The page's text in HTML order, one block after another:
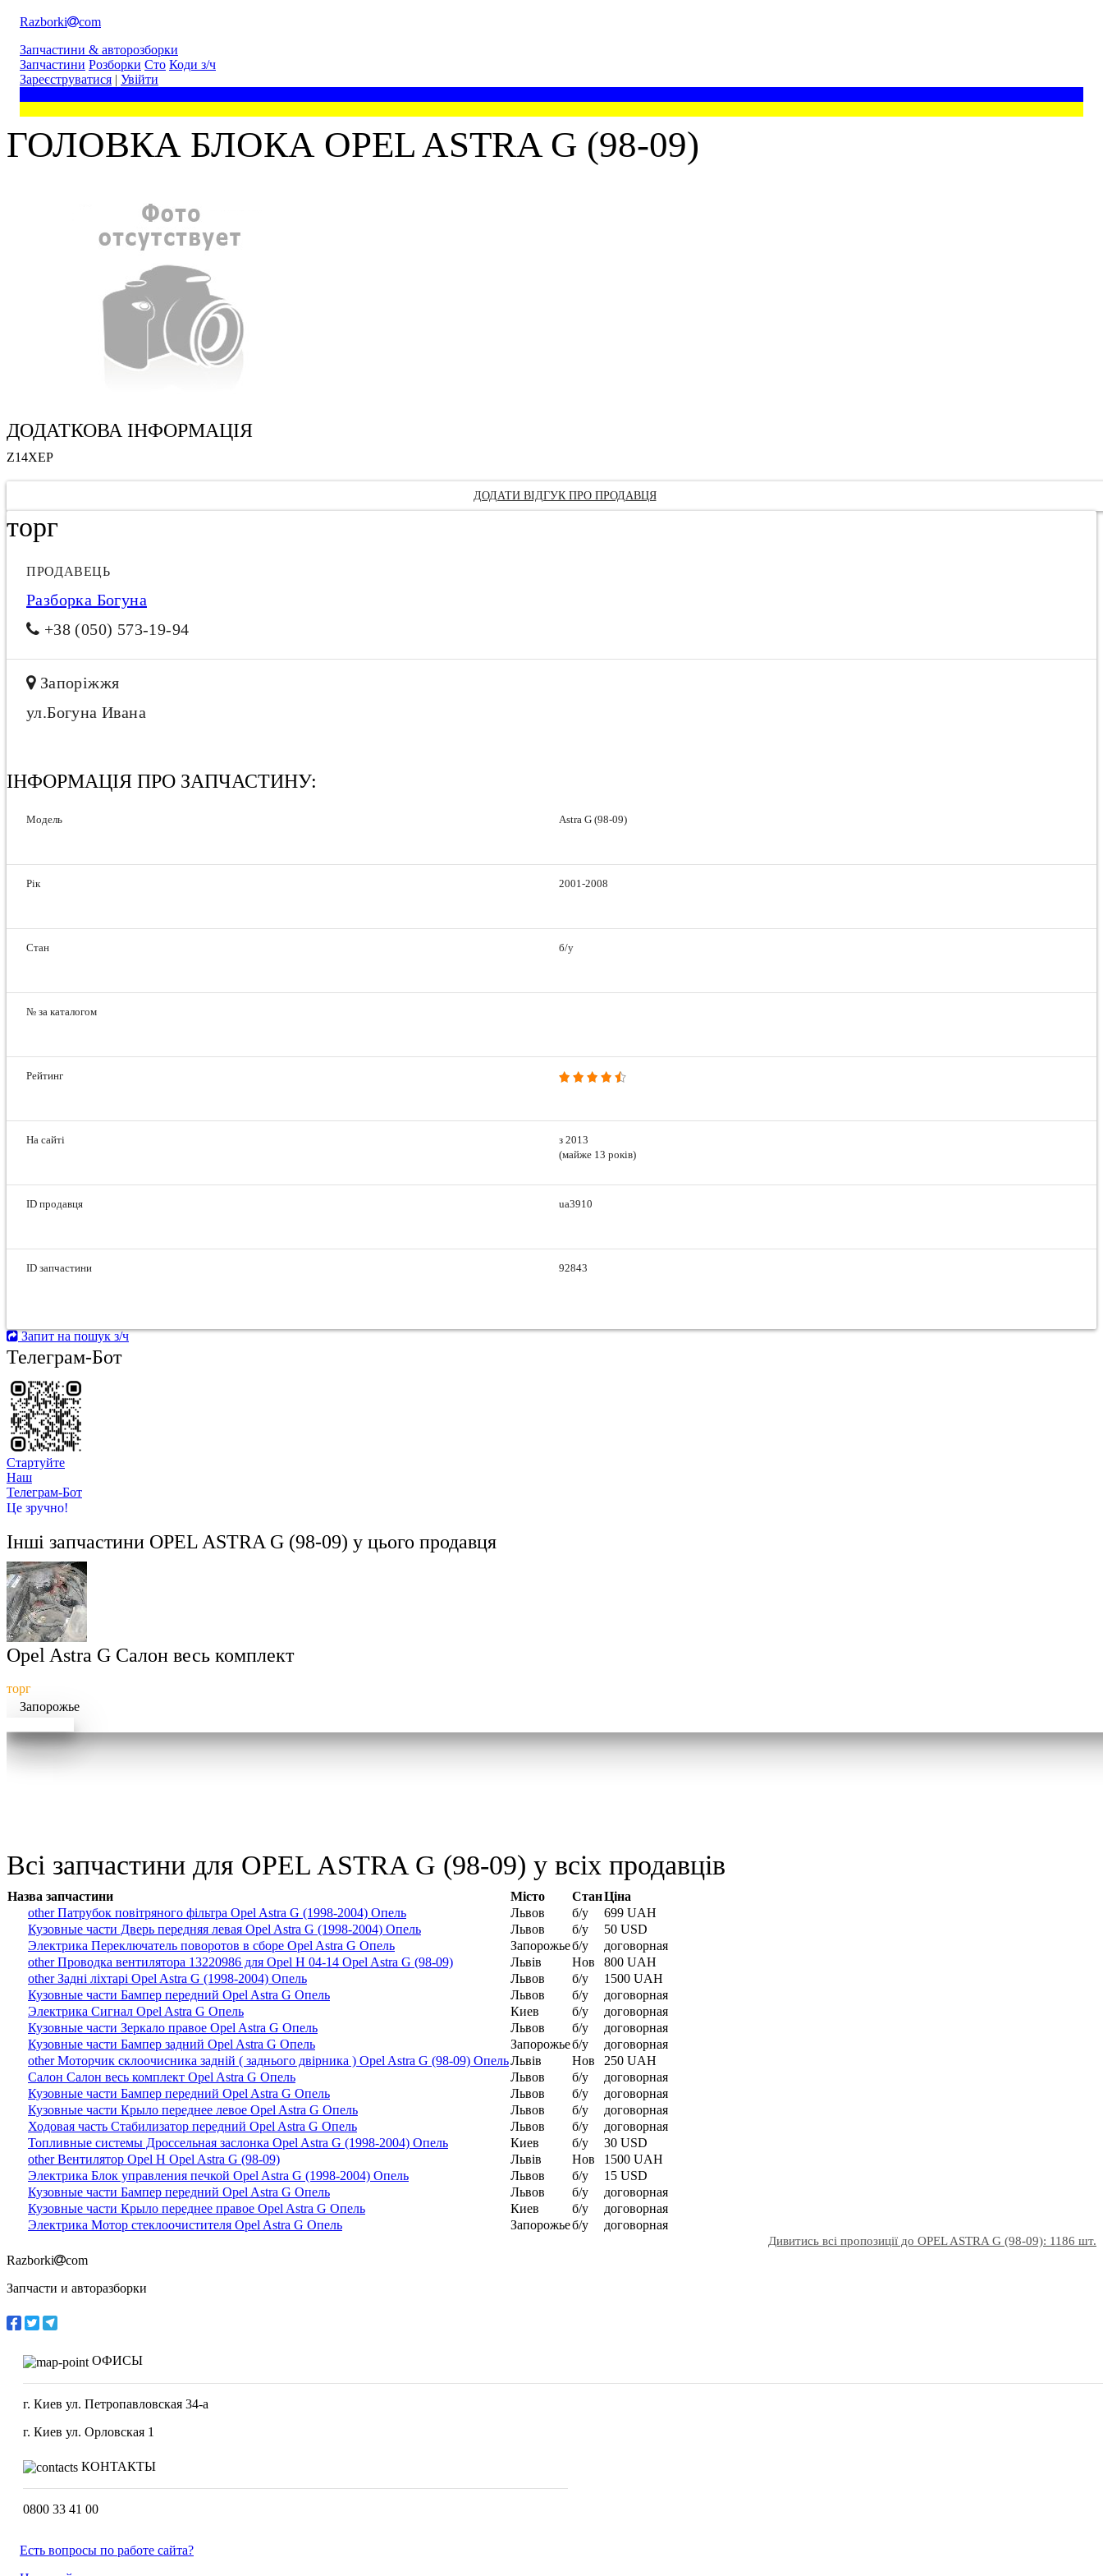
Razborki
com
Запчастини & авторозборки
Запчастини Розборки Сто Коди з/ч
Зареєструватися | Увійти
ГОЛОВКА БЛОКА OPEL ASTRA G (98-09)
ДОДАТКОВА ІНФОРМАЦІЯ
Z14XEP
ДОДАТИ ВІДГУК ПРО ПРОДАВЦЯ
торг
ПРОДАВЕЦЬ
Разборка Богуна
+38 (050) 573-19-94
Запоріжжя
ул.Богуна Ивана
ІНФОРМАЦІЯ ПРО ЗАПЧАСТИНУ:
Модель Astra G (98-09)
Рік 2001-2008
Стан б/у
№ за каталогом
Рейтинг
На сайті
з 2013
(майже 13 років)
ID продавця ua3910
ID запчастини 92843
Запит на пошук з/ч
Телеграм-Бот
Стартуйте
Hаш
Телеграм-Бот
Це зручно!
Інші запчастини OPEL ASTRA G (98-09) у цього продавця
Opel Astra G Салон весь комплект
торг
Запорожье
Всі запчастини для OPEL ASTRA G (98-09) у всіх продавців
Назва запчастини Місто СтанЦіна
other Патрубок повітряного фільтра Opel Astra G (1998-2004) Опель
Львов б/у
699 UAH
Кузовные части Дверь передняя левая Opel Astra G (1998-2004) Опель
Львов б/у
50 USD
Электрика Переключатель поворотов в сборе Opel Astra G Опель
Запорожьеб/у
договорная
other Проводка вентилятора 13220986 для Opel H 04-14 Opel Astra G (98-09)
Львів Нов
800 UAH
other Задні ліхтарі Opel Astra G (1998-2004) Опель
Львов б/у
1500 UAH
Кузовные части Бампер передний Opel Astra G Опель
Львов б/у
договорная
Электрика Сигнал Opel Astra G Опель
Киев б/у
договорная
Кузовные части Зеркало правое Opel Astra G Опель
Львов б/у
договорная
Кузовные части Бампер задний Opel Astra G Опель
Запорожьеб/у
договорная
other Моторчик склоочисника задній ( заднього двірника ) Opel Astra G (98-09) ОпельЛьвів Нов
250 UAH
Салон Салон весь комплект Opel Astra G Опель
Львов б/у
договорная
Кузовные части Бампер передний Opel Astra G Опель
Львов б/у
договорная
Кузовные части Крыло переднее левое Opel Astra G Опель
Львов б/у
договорная
Ходовая часть Стабилизатор передний Opel Astra G Опель
Львов б/у
договорная
Топливные системы Дроссельная заслонка Opel Astra G (1998-2004) Опель
Киев б/у
30 USD
other Вентилятор Opel H Opel Astra G (98-09)
Львів Нов
1500 UAH
Электрика Блок управления печкой Opel Astra G (1998-2004) Опель
Львов б/у
15 USD
Кузовные части Бампер передний Opel Astra G Опель
Львов б/у
договорная
Кузовные части Крыло переднее правое Opel Astra G Опель
Киев б/у
договорная
Электрика Мотор стеклоочистителя Opel Astra G Опель
Запорожьеб/у договорная
Дивитись всі пропозиції до OPEL ASTRA G (98-09): 1186 шт.
Razborki
com
Запчасти и авторазборки
ОФИСЫ
г. Киев ул. Петропавловская 34-а
г. Киев ул. Орловская 1
КОНТАКТЫ
0800 33 41 00
Есть вопросы по работе сайта?